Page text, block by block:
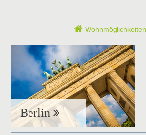
Wohnmöglichkeiten
Berlin